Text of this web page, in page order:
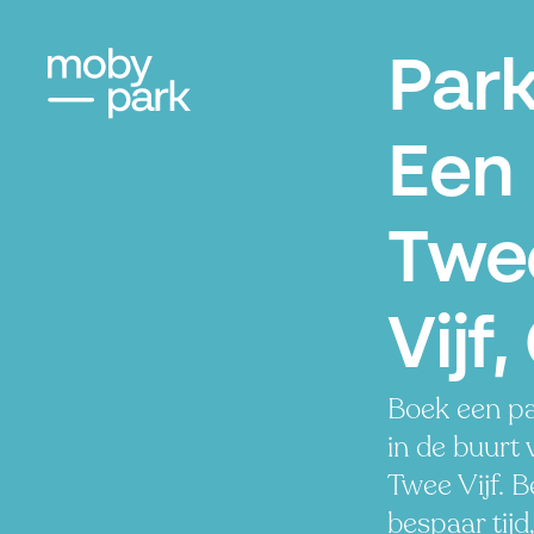
Een
Vijf,
Boek een
in de buurt
Twee Vijf.
bespaar